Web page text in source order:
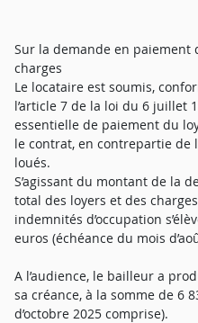
Sur la demande en paiement
charges
Le locataire est soumis,
l’article 7 de la loi du 6 juillet
essentielle de paiement du
le contrat, en contrepartie de
loués.
S’agissant du montant de la
total des loyers et des
indemnités d’occupation
euros (échéance du mois
A l’audience, le bailleur a
sa créance, à la somme de 6
d’octobre 2025 comprise).